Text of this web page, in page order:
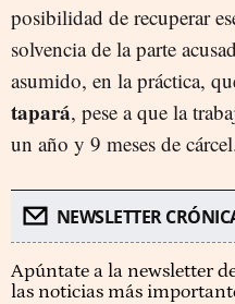
posibilidad de recuperar
solvencia de la parte
asumido, en la práctica,
tapará, pese a que la
un año y 9 meses de
NEWSLETTER
Apúntate a la newsletter
las noticias más